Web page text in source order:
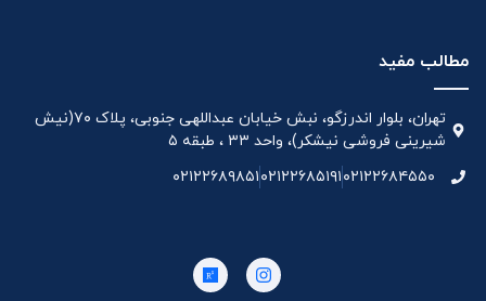
مطالب مفید
تهران، بلوار اندرزگو، نبش خیابان عبداللهی جنوبی، پلاک ۷۰(نیش
شیرینی فروشی نیشکر)، واحد ۳۳ ، طبقه ۵
۰۲۱۲۲۶۸۴۵۵۰۰۲۱۲۲۶۸۵۱۹۱۰۲۱۲۲۶۸۹۸۵۱